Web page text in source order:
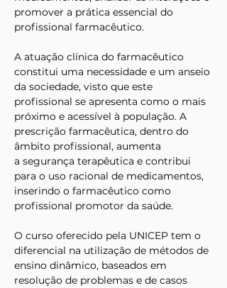
promover a prática essencial do
profissional farmacêutico.
A atuação clínica do farmacêutico
constitui uma necessidade e um anseio
da sociedade, visto que este
profissional se apresenta como o mais
próximo e acessível à população. A
prescrição farmacêutica, dentro do
âmbito profissional, aumenta
a segurança terapêutica e contribui
para o uso racional de medicamentos,
inserindo o farmacêutico como
profissional promotor da saúde.
O curso oferecido pela UNICEP tem o
diferencial na utilização de métodos de
ensino dinâmico, baseados em
resolução de problemas e de casos